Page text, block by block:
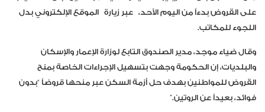
على القروض بدءاً من اليوم الأحد، عبر زيارة الموقع الإلكتروني بدل
اللجوء للمكاتب.
وقال ضياء موجد، مدير الصندوق التابع لوزارة الإعمار والإسكان
والبلديات، إن الحكومة وجهت بتسهيل الإجراءات الخاصة بمنح
القروض للمواطنين بهدف حل أزمة السكن عبر منحها قروضاً “بدون
فوائد، بعيداً عن الروتين.”